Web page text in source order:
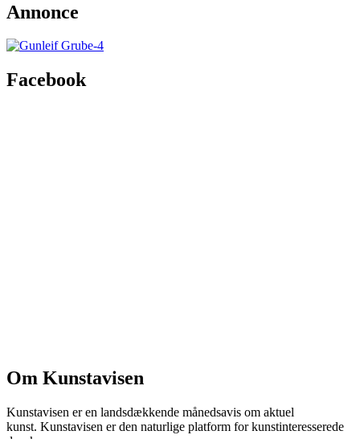
Annonce
Facebook
Om Kunstavisen
Kunstavisen er en landsdækkende månedsavis om aktuel
kunst. Kunstavisen er den naturlige platform for kunstinteresserede